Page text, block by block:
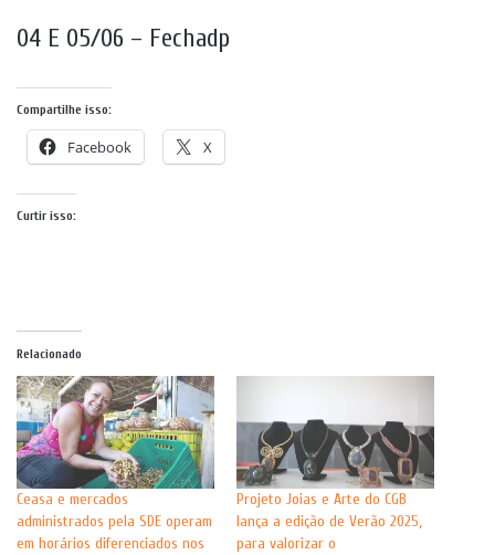
04 E 05/06 – Fechadp
Compartilhe isso:
Facebook X
Curtir isso:
Relacionado
Ceasa e mercados
administrados pela SDE operam
em horários diferenciados nos
Projeto Joias e Arte do CGB
lança a edição de Verão 2025,
para valorizar o